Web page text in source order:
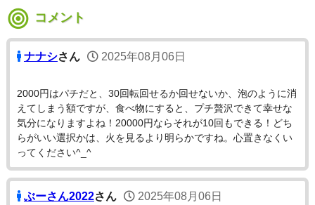
コメント
ナナシさん 2025年08月06日
2000円はパチだと、30回転回せるか回せないか、泡のように消
えてしまう額ですが、食べ物にすると、プチ贅沢できて幸せな
気分になりますよね！20000円ならそれが10回もできる！どち
らがいい選択かは、火を見るより明らかですね。心置きなくい
ってください^_^
ぶーさん2022さん 2025年08月06日